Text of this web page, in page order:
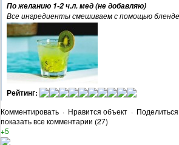
По желанию 1-2 ч.л. мед (не добавляю)
Все ингредиенты смешиваем с помощью
Рейтинг:
Комментировать · Нравится объект · Поделиться
показать все комментарии (27)
+5